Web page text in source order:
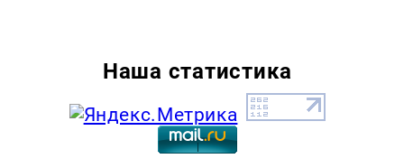
Наша статистика